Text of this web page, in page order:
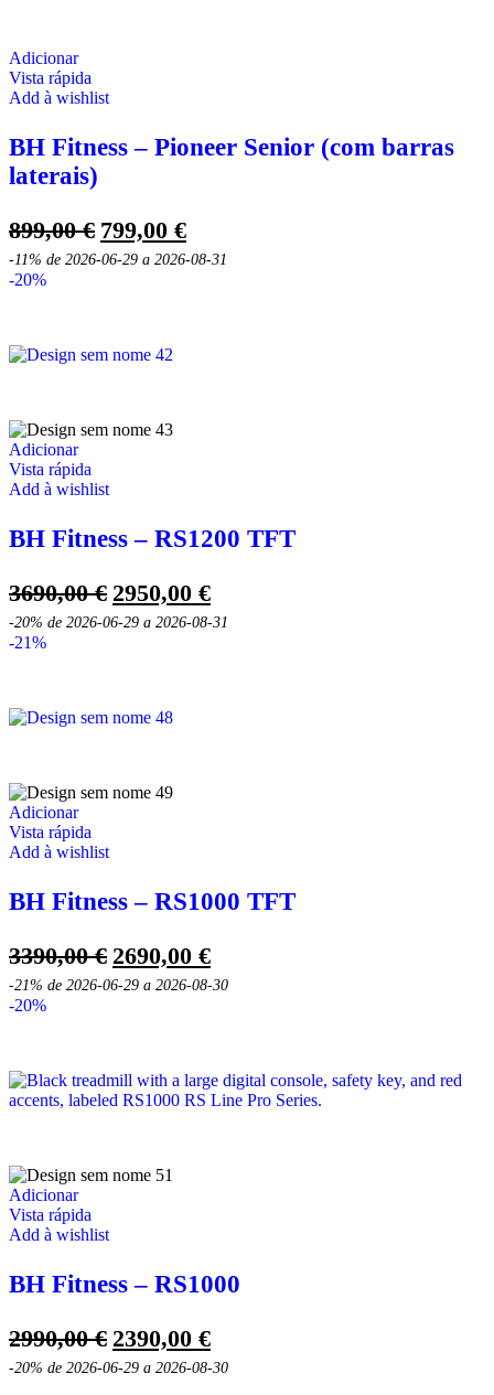
Adicionar
Vista rápida
Add à wishlist
BH Fitness – Pioneer Senior (com barras
laterais)
899,00€ O
preço
799,00 €O
preço
-11% de 2026-06-29 a 2026-08-31
-20%
Adicionar
Vista rápida
Add à wishlist
BH Fitness – RS1200 TFT
3690,00€ O
preço
2950,00 €O
preço
-20% de 2026-06-29 a 2026-08-31
-21%
Adicionar
Vista rápida
Add à wishlist
BH Fitness – RS1000 TFT
3390,00€ O
preço
2690,00 €O
preço
-21% de 2026-06-29 a 2026-08-30
-20%
Adicionar
Vista rápida
Add à wishlist
BH Fitness – RS1000
2990,00€ O
preço
2390,00 €O
preço
-20% de 2026-06-29 a 2026-08-30